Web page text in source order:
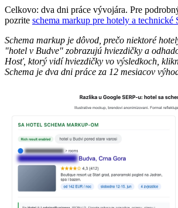
Celkovo: dva dni práce vývojára. Pre
pozrite schema markup pre hotely a technické
Schema markup je dôvod, prečo niektoré
"hotel v Budve" zobrazujú hviezdičky a
Hosť, ktorý vidí hviezdičky vo výsledkoch,
Schema je dva dni práce za 12 mesiacov